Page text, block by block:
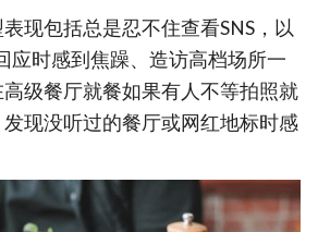
表现包括总是忍不住查看SNS，以
应时感到焦躁、造访高档场所一
级餐厅就餐如果有人不等拍照就
现没听过的餐厅或网红地标时感